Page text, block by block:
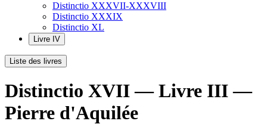
Distinctio XXXVII-XXXVIII
Distinctio XXXIX
Distinctio XL
Livre IV
Liste des livres
Distinctio XVII — Livre III —
Pierre d'Aquilée